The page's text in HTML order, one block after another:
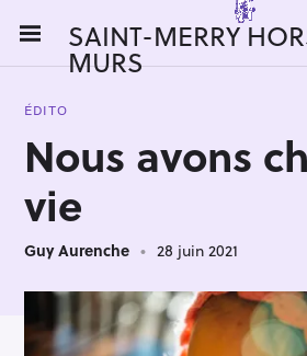
i
SAINT-MERRY
MURS
ÉDITO
Nous avons
vie
Guy Aurenche 28 juin 2021